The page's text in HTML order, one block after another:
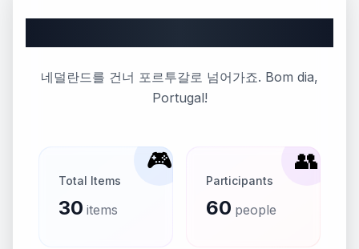
네덜란드를 건너 포르투갈로 넘어가죠. Bom dia,
Portugal!
🎮
Total Items
30 items
👥
Participants
60 people